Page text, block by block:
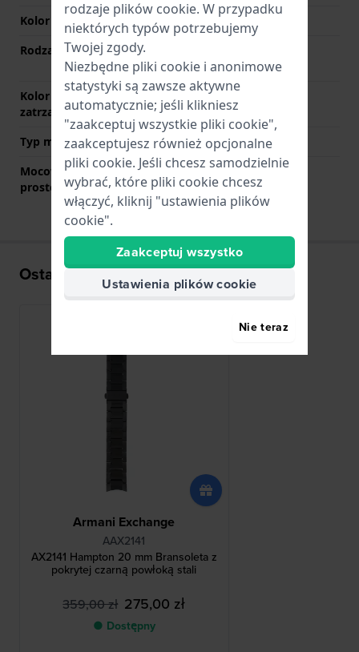
Kolor paska
Czarny
Rodzaj zapięcia
przyciskami
Kolor zapięcia
zatrzaskowego
Czarny
Typ mocowania
Stalowe sworznie
Mocowanie za pomocą
prostego bolca
Nie
Ostatnio oglądane
Armani Exchange
AAX2141
AX2141 Hampton 20 mm Bransoleta z
pokrytej czarną powłoką stali
359,00 zł 275,00 zł
● Dostępny
rodzaje plików cookie. W przypadku
niektórych typów potrzebujemy
Twojej zgody.
Niezbędne pliki cookie i anonimowe
statystyki są zawsze aktywne
automatycznie; jeśli klikniesz
"zaakceptuj wszystkie pliki cookie",
zaakceptujesz również opcjonalne
pliki cookie. Jeśli chcesz samodzielnie
wybrać, które pliki cookie chcesz
włączyć, kliknij "ustawienia plików
cookie".
Zaakceptuj wszystko
Ustawienia plików cookie
Nie teraz